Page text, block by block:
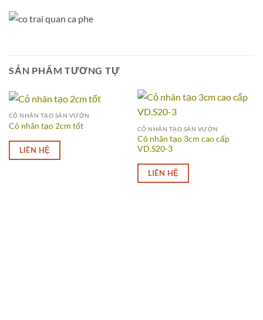
SẢN PHẨM TƯƠNG TỰ
CỎ NHÂN TẠO SÂN VƯỜN
Cỏ nhân tạo 2cm tốt
LIÊN HỆ
CỎ NHÂN TẠO SÂN VƯỜN
Cỏ nhân tạo 3cm cao cấp
VD.S20-3
LIÊN HỆ